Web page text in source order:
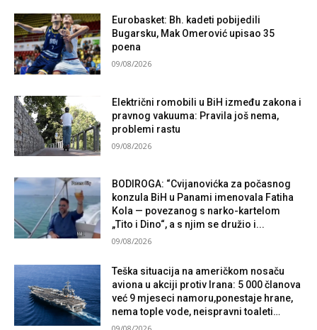
Eurobasket: Bh. kadeti pobijedili
Bugarsku, Mak Omerović upisao 35
poena
09/08/2026
Električni romobili u BiH između zakona i
pravnog vakuuma: Pravila još nema,
problemi rastu
09/08/2026
BODIROGA: “Cvijanovićka za počasnog
konzula BiH u Panami imenovala Fatiha
Kola — povezanog s narko-kartelom
„Tito i Dino“, a s njim se družio i...
09/08/2026
Teška situacija na američkom nosaču
aviona u akciji protiv Irana: 5 000 članova
već 9 mjeseci namoru,ponestaje hrane,
nema tople vode, neispravni toaleti…